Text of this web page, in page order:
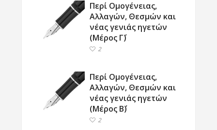
Περί Ομογένειας,
Αλλαγών, Θεσμών και
νέας γενιάς ηγετών
(Μέρος Γ΄)
2
Περί Ομογένειας,
Αλλαγών, Θεσμών και
νέας γενιάς ηγετών
(Μέρος Β΄)
2